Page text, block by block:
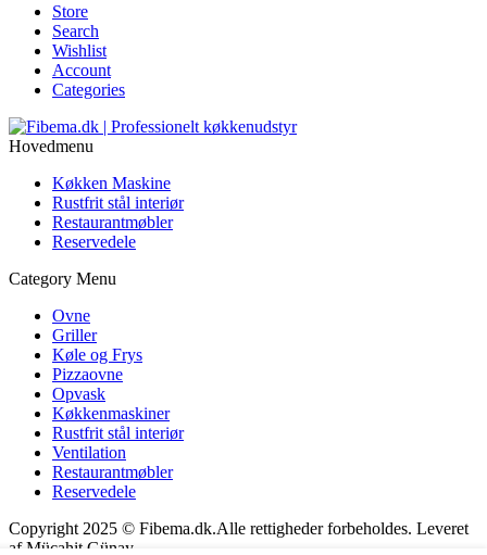
Store
Search
Wishlist
Account
Categories
Hovedmenu
Køkken Maskine
Rustfrit stål interiør
Restaurantmøbler
Reservedele
Category Menu
Ovne
Griller
Køle og Frys
Pizzaovne
Opvask
Køkkenmaskiner
Rustfrit stål interiør
Ventilation
Restaurantmøbler
Reservedele
Copyright 2025 © Fibema.dk.Alle rettigheder forbeholdes. Leveret
af Mücahit Günay.